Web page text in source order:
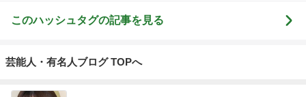
このハッシュタグの記事を見る
芸能人・有名人ブログ TOPへ